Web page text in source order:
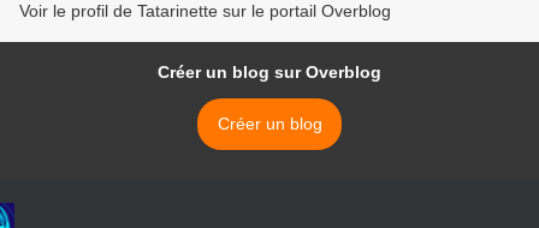
Voir le profil de Tatarinette sur le portail Overblog
Créer un blog sur Overblog
Créer un blog